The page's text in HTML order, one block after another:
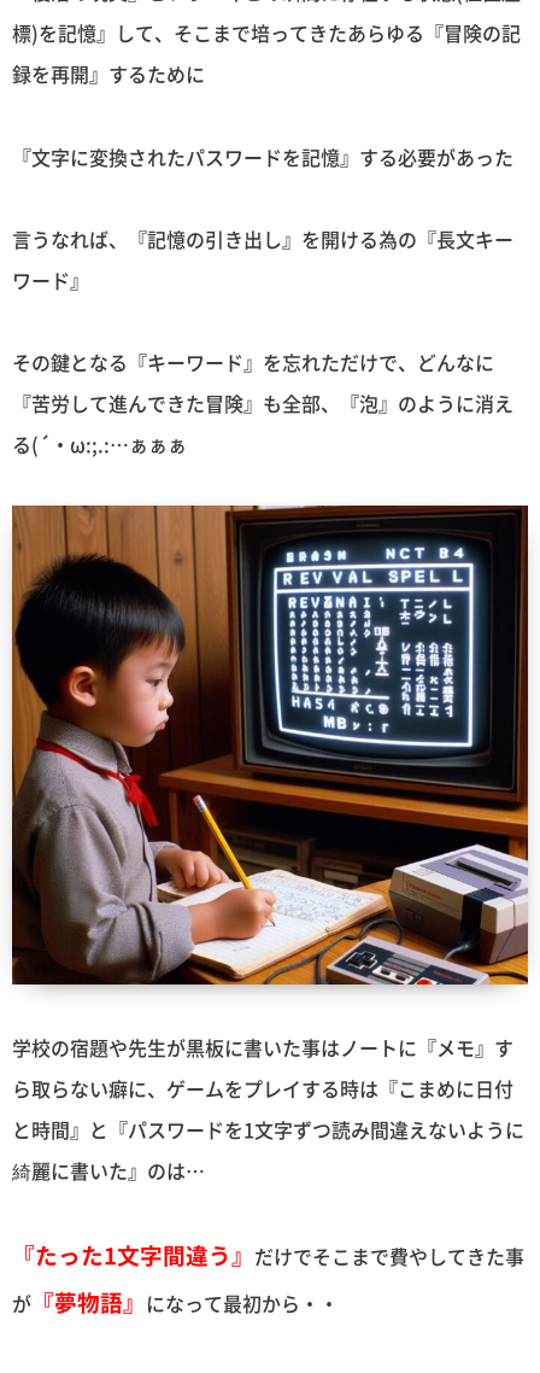
標)を記憶』して、そこまで培ってきたあらゆる『冒険の記
録を再開』するために
『文字に変換されたパスワードを記憶』する必要があった
言うなれば、『記憶の引き出し』を開ける為の『長文キー
ワード』
その鍵となる『キーワード』を忘れただけで、どんなに
『苦労して進んできた冒険』も全部、『泡』のように消え
る(´・ω:;.:…ぁぁぁ
学校の宿題や先生が黒板に書いた事はノートに『メモ』す
ら取らない癖に、ゲームをプレイする時は『こまめに日付
と時間』と『パスワードを1文字ずつ読み間違えないように
綺麗に書いた』のは…
『たった1文字間違う』 だけでそこまで費やしてきた事
が 『夢物語』 になって最初から・・